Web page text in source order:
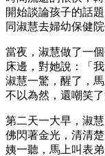
開始談論孩子的話
同淑慧去婦幼保健院
當夜，淑慧做了一
床邊，對她說：「
淑慧一驚，醒了，
不以為然，還嘲笑了
第二天一大早，淑
佛閃著金光，清清
姨一聽，馬上叫表